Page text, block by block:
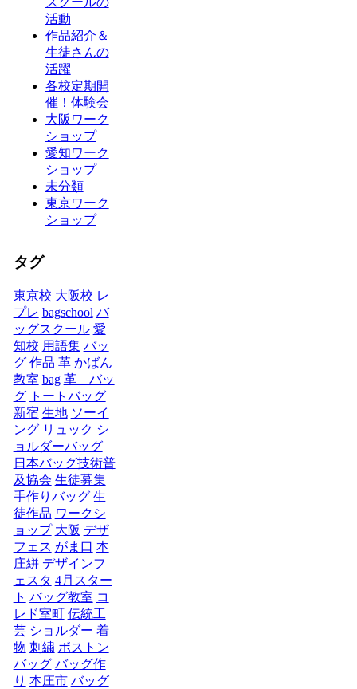
活動
作品紹介＆
生徒さんの
活躍
各校定期開
催！体験会
大阪ワーク
ショップ
愛知ワーク
ショップ
未分類
東京ワーク
ショップ
タグ
東京校 大阪校 レ
プレ bagschool バ
ッグスクール 愛
知校 用語集 バッ
グ 作品 革 かばん
教室 bag 革 バッ
グ
トートバッグ
新宿 生地 ソーイ
ング リュック シ
ョルダーバッグ
日本バッグ技術普
及協会 生徒募集
手作りバッグ 生
徒作品 ワークシ
ョップ 大阪 デザ
フェス がま口 本
庄絣 デザインフ
ェスタ 4月スター
ト バッグ教室 コ
レド室町 伝統工
芸 ショルダー 着
物 刺繍 ボストン
バッグ バッグ作
り 本庄市 バッグ